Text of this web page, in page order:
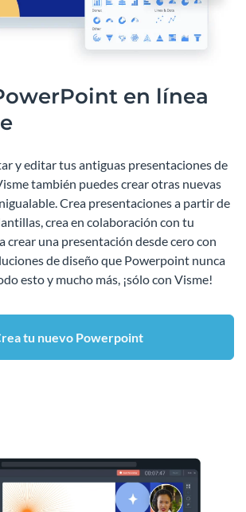
en línea
y editar tus antiguas presentaciones de
también puedes crear otras nuevas
Crea presentaciones a partir de
crea en colaboración con tu
crear una presentación desde cero con
de diseño que Powerpoint nunca
esto y mucho más, ¡sólo con Visme!
tu nuevo Powerpoint